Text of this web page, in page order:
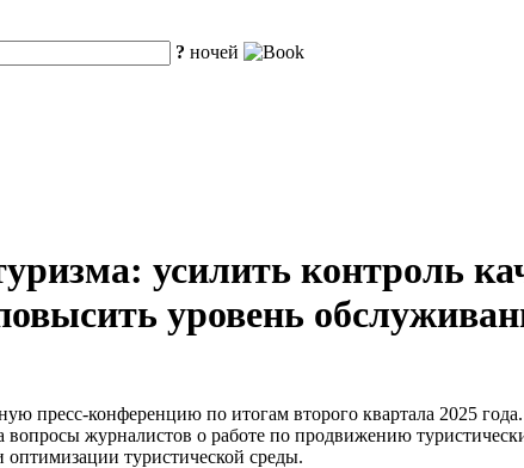
? ночей
усилить контроль
уровень
пресс-конференцию по итогам второго квартала 2025
журналистов о работе по продвижению
туристической среды.